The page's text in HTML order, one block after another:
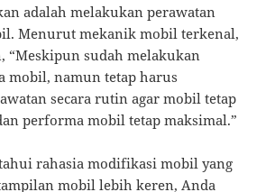
adalah melakukan perawatan
Menurut mekanik mobil terkenal,
“Meskipun sudah melakukan
mobil, namun tetap harus
secara rutin agar mobil tetap
performa mobil tetap maksimal.”
rahasia modifikasi mobil yang
mobil lebih keren, Anda